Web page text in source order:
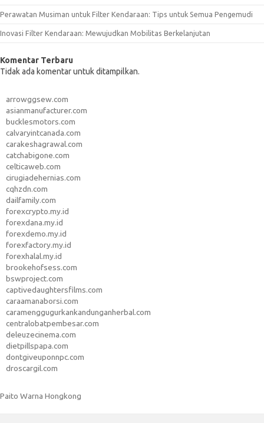
Perawatan Musiman untuk Filter Kendaraan: Tips untuk Semua Pengemudi
Inovasi Filter Kendaraan: Mewujudkan Mobilitas Berkelanjutan
Komentar Terbaru
Tidak ada komentar untuk ditampilkan.
arrowggsew.com
asianmanufacturer.com
bucklesmotors.com
calvaryintcanada.com
carakeshagrawal.com
catchabigone.com
celticaweb.com
cirugiadehernias.com
cqhzdn.com
dailfamily.com
forexcrypto.my.id
forexdana.my.id
forexdemo.my.id
forexfactory.my.id
forexhalal.my.id
brookehofsess.com
bswproject.com
captivedaughtersfilms.com
caraamanaborsi.com
caramenggugurkankandunganherbal.com
centralobatpembesar.com
deleuzecinema.com
dietpillspapa.com
dontgiveuponnpc.com
droscargil.com
Paito Warna Hongkong